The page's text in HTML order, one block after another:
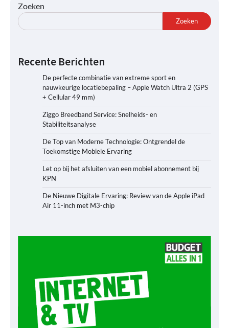
Zoeken
Zoeken
Recente Berichten
De perfecte combinatie van extreme sport en
nauwkeurige locatiebepaling – Apple Watch Ultra 2 (GPS
+ Cellular 49 mm)
Ziggo Breedband Service: Snelheids- en
Stabiliteitsanalyse
De Top van Moderne Technologie: Ontgrendel de
Toekomstige Mobiele Ervaring
Let op bij het afsluiten van een mobiel abonnement bij
KPN
De Nieuwe Digitale Ervaring: Review van de Apple iPad
Air 11-inch met M3-chip